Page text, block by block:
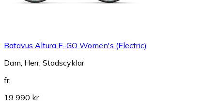
Batavus Altura E-GO Women's (Electric)
Dam, Herr, Stadscyklar
fr.
19 990 kr